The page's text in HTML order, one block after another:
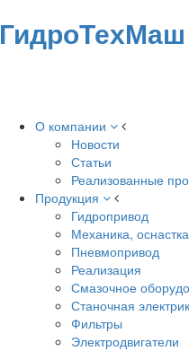
ГидроТехМаш
О компании
Новости
Статьи
Реализованные
Продукция
Гидропривод
Механика,
Пневмопривод
Реализация
Смазочное
Станочная
Фильтры
Электродвигатели